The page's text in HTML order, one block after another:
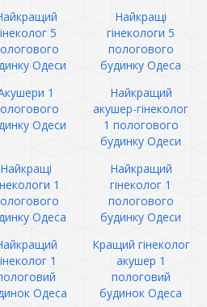
5
Одеси
Найкращі
гінекологи 5
пологового
будинку Одеса
1
Одеси
Найкращий
акушер-гінеколог
1 пологового
будинку Одеси
Найкращі
1
Одеса
Найкращий
гінеколог 1
пологового
будинку Одеси
1
Одеса
Кращий гінеколог
акушер 1
пологовий
будинок Одеса